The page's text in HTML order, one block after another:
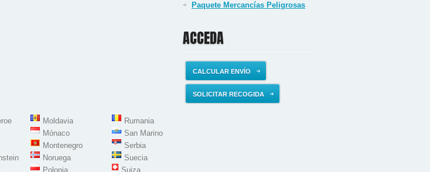
Paquete Mercancías Peligrosas
ACCEDA
CALCULAR ENVÍO
SOLICITAR RECOGIDA
Moldavia
Mónaco
Montenegro
Noruega
Polonia
Rumania
San Marino
Serbia
Suecia
Suiza